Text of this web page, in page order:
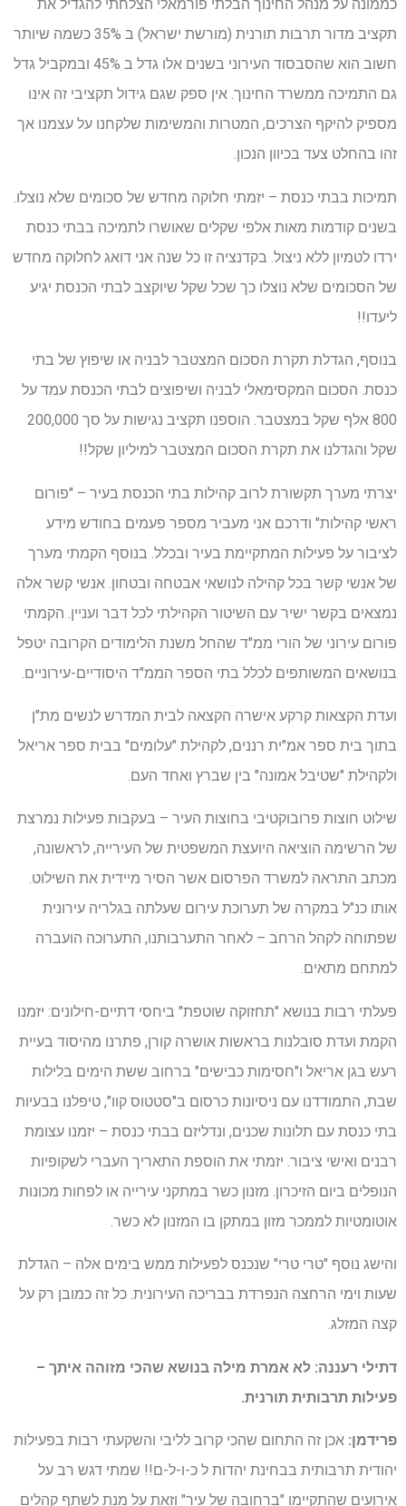
כממונה על מנהל החינוך הבלתי פורמאלי הצלחתי להגדיל את
תקציב מדור תרבות תורנית (מורשת ישראל) ב 35% כשמה שיותר
חשוב הוא שהסבסוד העירוני בשנים אלו גדל ב 45% ובמקביל גדל
גם התמיכה ממשרד החינוך. אין ספק שגם גידול תקציבי זה אינו
מספיק להיקף הצרכים, המטרות והמשימות שלקחנו על עצמנו אך
זהו בהחלט צעד בכיוון הנכון.
תמיכות בבתי כנסת – יזמתי חלוקה מחדש של סכומים שלא נוצלו.
בשנים קודמות מאות אלפי שקלים שאושרו לתמיכה בבתי כנסת
ירדו לטמיון ללא ניצול. בקדנציה זו כל שנה אני דואג לחלוקה מחדש
של הסכומים שלא נוצלו כך שכל שקל שיוקצב לבתי הכנסת יגיע
ליעדו!!
בנוסף, הגדלת תקרת הסכום המצטבר לבניה או שיפוץ של בתי
כנסת. הסכום המקסימאלי לבניה ושיפוצים לבתי הכנסת עמד על
800 אלף שקל במצטבר. הוספנו תקציב נגישות על סך 200,000
שקל והגדלנו את תקרת הסכום המצטבר למיליון שקל!!
יצרתי מערך תקשורת לרוב קהילות בתי הכנסת בעיר – "פורום
ראשי קהילות" ודרכם אני מעביר מספר פעמים בחודש מידע
לציבור על פעילות המתקיימת בעיר ובכלל. בנוסף הקמתי מערך
של אנשי קשר בכל קהילה לנושאי אבטחה ובטחון. אנשי קשר אלה
נמצאים בקשר ישיר עם השיטור הקהילתי לכל דבר ועניין. הקמתי
פורום עירוני של הורי ממ"ד שהחל משנת הלימודים הקרובה יטפל
בנושאים המשותפים לכלל בתי הספר הממ"ד היסודיים-עירוניים.
ועדת הקצאות קרקע אישרה הקצאה לבית המדרש לנשים מת"ן
בתוך בית ספר אמ"ית רננים, לקהילת "עלומים" בבית ספר אריאל
ולקהילת "שטיבל אמונה" בין שברץ ואחד העם.
שילוט חוצות פרובוקטיבי בחוצות העיר – בעקבות פעילות נמרצת
של הרשימה הוציאה היועצת המשפטית של העירייה, לראשונה,
מכתב התראה למשרד הפרסום אשר הסיר מיידית את השילוט.
אותו כנ"ל במקרה של תערוכת עירום שעלתה בגלריה עירונית
שפתוחה לקהל הרחב – לאחר התערבותנו, התערוכה הועברה
למתחם מתאים.
פעלתי רבות בנושא "תחזוקה שוטפת" ביחסי דתיים-חילונים: יזמנו
הקמת ועדת סובלנות בראשות אושרה קורן, פתרנו מהיסוד בעיית
רעש בגן אריאל ו"חסימות כבישים" ברחוב ששת הימים בלילות
שבת, התמודדנו עם ניסיונות כרסום ב"סטטוס קוו", טיפלנו בבעיות
בתי כנסת עם תלונות שכנים, ונדליזם בבתי כנסת – יזמנו עצומת
רבנים ואישי ציבור. יזמתי את הוספת התאריך העברי לשקופיות
הנופלים ביום הזיכרון. מזנון כשר במתקני עירייה או לפחות מכונות
אוטומטיות לממכר מזון במתקן בו המזנון לא כשר.
והישג נוסף "טרי טרי" שנכנס לפעילות ממש בימים אלה – הגדלת
שעות וימי הרחצה הנפרדת בבריכה העירונית. כל זה כמובן רק על
קצה המזלג.
דתילי רעננה: לא אמרת מילה בנושא שהכי מזוהה איתך –
פעילות תרבותית תורנית.
פרידמן: אכן זה התחום שהכי קרוב לליבי והשקעתי רבות בפעילות
יהודית תרבותית בבחינת יהדות ל כ-ו-ל-ם!! שמתי דגש רב על
אירועים שהתקיימו "ברחובה של עיר" וזאת על מנת לשתף קהלים